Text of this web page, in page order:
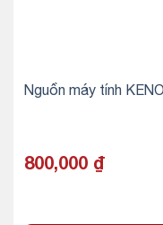
Nguồn máy tính
800,000 ₫